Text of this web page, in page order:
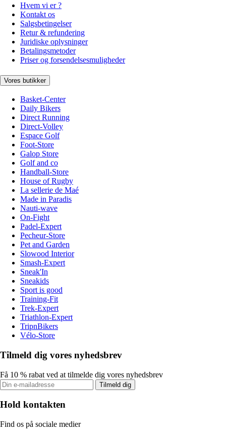
Hvem vi er ?
Kontakt os
Salgsbetingelser
Retur & refundering
Juridiske oplysninger
Betalingsmetoder
Priser og forsendelsesmuligheder
Vores butikker
Basket-Center
Daily Bikers
Direct Running
Direct-Volley
Espace Golf
Foot-Store
Galop Store
Golf and co
Handball-Store
House of Rugby
La sellerie de Maé
Made in Paradis
Nauti-wave
On-Fight
Padel-Expert
Pecheur-Store
Pet and Garden
Slowood Interior
Smash-Expert
Sneak'In
Sneakids
Sport is good
Training-Fit
Trek-Expert
Triathlon-Expert
TripnBikers
Vélo-Store
Tilmeld dig vores nyhedsbrev
Få 10 % rabat ved at tilmelde dig vores nyhedsbrev
Tilmeld dig
Hold kontakten
Find os på sociale medier